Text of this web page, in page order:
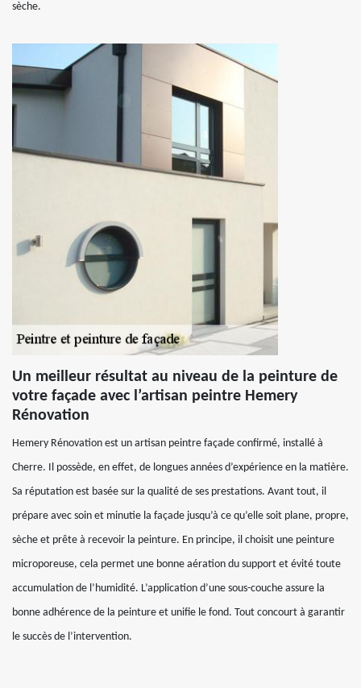
sèche.
Un meilleur résultat au niveau de la peinture de
votre façade avec l’artisan peintre Hemery
Rénovation
Hemery Rénovation est un artisan peintre façade confirmé, installé à
Cherre. Il possède, en effet, de longues années d’expérience en la matière.
Sa réputation est basée sur la qualité de ses prestations. Avant tout, il
prépare avec soin et minutie la façade jusqu’à ce qu’elle soit plane, propre,
sèche et prête à recevoir la peinture. En principe, il choisit une peinture
microporeuse, cela permet une bonne aération du support et évité toute
accumulation de l’humidité. L’application d’une sous-couche assure la
bonne adhérence de la peinture et unifie le fond. Tout concourt à garantir
le succès de l’intervention.